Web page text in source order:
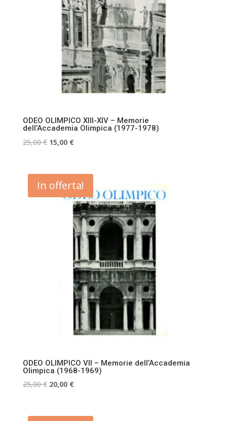
ODEO OLIMPICO XIII-XIV – Memorie
dell’Accademia Olimpica (1977-1978)
25,00€ Il
era:
25,00 €.
15,00 €Il
è:
15,00 €.
In offerta!
ODEO OLIMPICO VII – Memorie dell’Accademia
Olimpica (1968-1969)
25,00€ Il
era:
20,00 €Il
è: